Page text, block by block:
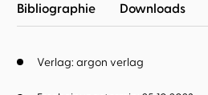
Bibliographie Downloads
Verlag: argon verlag